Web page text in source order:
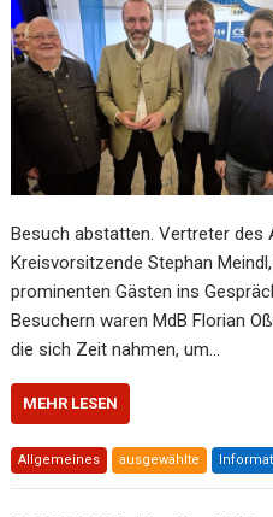
Besuch abstatten. Vertreter des
Kreisvorsitzende Stephan
prominenten Gästen ins
Besuchern waren MdB Florian
die sich Zeit nahmen, um…
MEHR LESEN
Allgemeines ausgewählte